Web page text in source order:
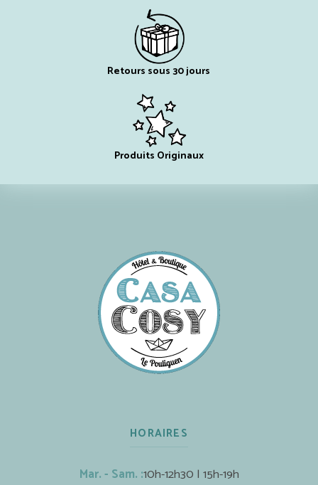
Retours sous 30 jours
Produits Originaux
HORAIRES
Mar. - Sam. :10h-12h30 | 15h-19h